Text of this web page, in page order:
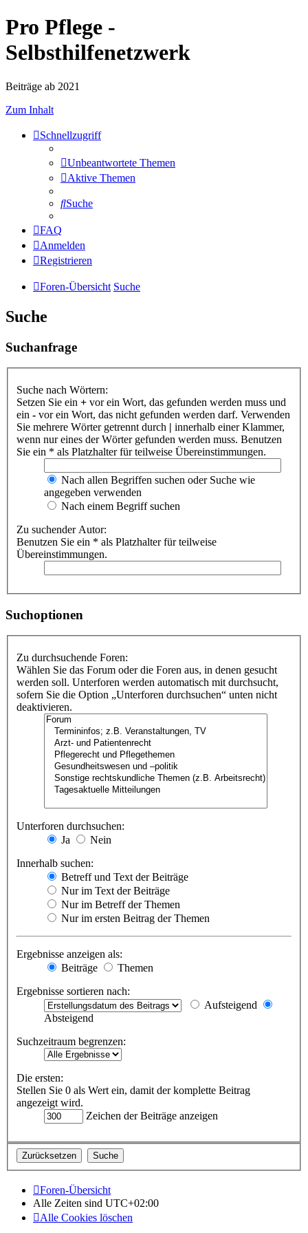
Pro Pflege -
Selbsthilfenetzwerk
Beiträge ab 2021
Zum Inhalt
Schnellzugriff
Unbeantwortete Themen
Aktive Themen
Suche
FAQ
Anmelden
Registrieren
Foren-Übersicht Suche
Suche
Suchanfrage
Suche nach Wörtern:
Setzen Sie ein + vor ein Wort, das gefunden werden muss und
ein - vor ein Wort, das nicht gefunden werden darf. Verwenden
Sie mehrere Wörter getrennt durch | innerhalb einer Klammer,
wenn nur eines der Wörter gefunden werden muss. Benutzen
Sie ein * als Platzhalter für teilweise Übereinstimmungen.
Nach allen Begriffen suchen oder Suche wie
angegeben verwenden
Nach einem Begriff suchen
Zu suchender Autor:
Benutzen Sie ein * als Platzhalter für teilweise
Übereinstimmungen.
Suchoptionen
Zu durchsuchende Foren:
Wählen Sie das Forum oder die Foren aus, in denen gesucht
werden soll. Unterforen werden automatisch mit durchsucht,
sofern Sie die Option „Unterforen durchsuchen“ unten nicht
deaktivieren.
Unterforen durchsuchen:
Ja
Nein
Innerhalb suchen:
Betreff und Text der Beiträge
Nur im Text der Beiträge
Nur im Betreff der Themen
Nur im ersten Beitrag der Themen
Ergebnisse anzeigen als:
Beiträge
Themen
Ergebnisse sortieren nach:
Aufsteigend
Absteigend
Suchzeitraum begrenzen:
Die ersten:
Stellen Sie 0 als Wert ein, damit der komplette Beitrag
angezeigt wird.
Zeichen der Beiträge anzeigen
Foren-Übersicht
Alle Zeiten sind UTC+02:00
Alle Cookies löschen